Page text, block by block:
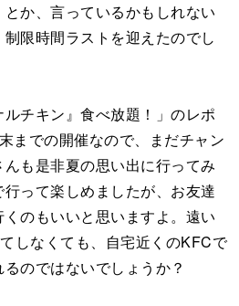
か、言っているかもしれない
限時間ラストを迎えたのでし
チキン』食べ放題！」のレポ
までの開催なので、まだチャン
も是非夏の思い出に行ってみ
って楽しめましたが、お友達
のもいいと思いますよ。遠い
しなくても、自宅近くのKFCで
のではないでしょうか？